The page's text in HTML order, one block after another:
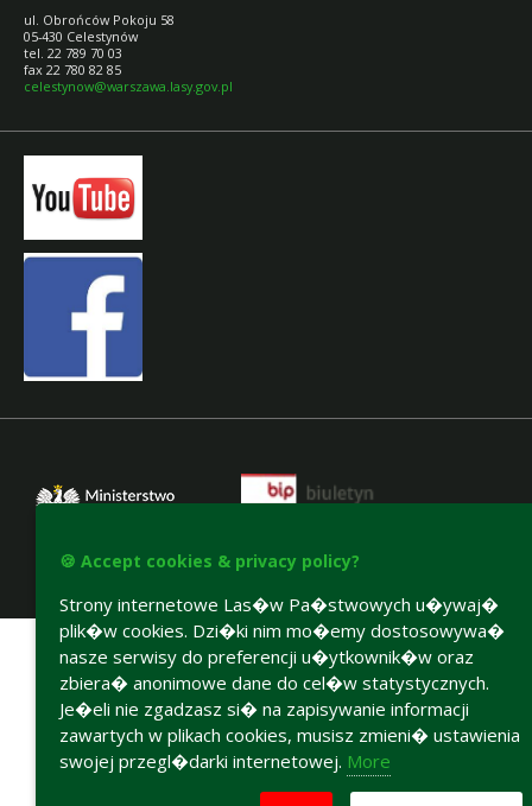
ul. Obrońców Pokoju 58
05-430 Celestynów
tel. 22 789 70 03
fax 22 780 82 85
celestynow@warszawa.lasy.gov.pl
Accesibility declaration
🍪 Accept cookies & privacy policy?
Strony internetowe Las�w Pa�stwowych u�ywaj�
plik�w cookies. Dzi�ki nim mo�emy dostosowywa�
nasze serwisy do preferencji u�ytkownik�w oraz
zbiera� anonimowe dane do cel�w statystycznych.
Je�eli nie zgadzasz si� na zapisywanie informacji
zawartych w plikach cookies, musisz zmieni� ustawienia
swojej przegl�darki internetowej. More